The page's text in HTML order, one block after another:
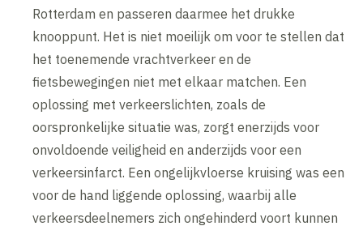
Rotterdam en passeren daarmee het drukke
knooppunt. Het is niet moeilijk om voor te stellen dat
het toenemende vrachtverkeer en de
fietsbewegingen niet met elkaar matchen. Een
oplossing met verkeerslichten, zoals de
oorspronkelijke situatie was, zorgt enerzijds voor
onvoldoende veiligheid en anderzijds voor een
verkeersinfarct. Een ongelijkvloerse kruising was een
voor de hand liggende oplossing, waarbij alle
verkeersdeelnemers zich ongehinderd voort kunnen